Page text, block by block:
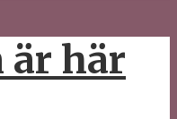
är här